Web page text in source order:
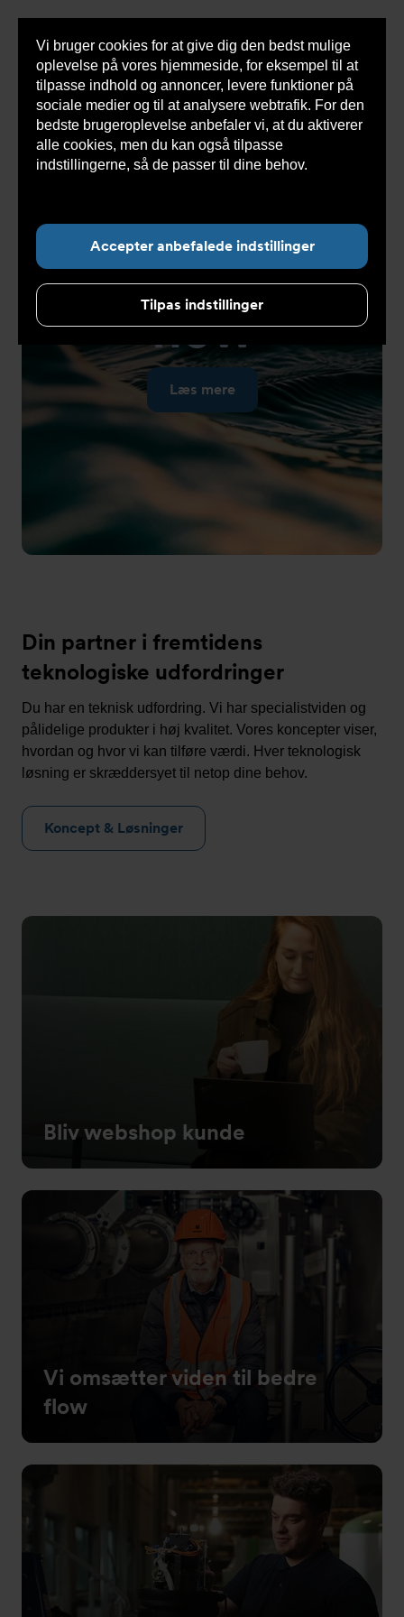
Vi bruger cookies for at give dig den bedst mulige
oplevelse på vores hjemmeside, for eksempel til at
tilpasse indhold og annoncer, levere funktioner på
sociale medier og til at analysere webtrafik. For den
bedste brugeroplevelse anbefaler vi, at du aktiverer
alle cookies, men du kan også tilpasse
indstillingerne, så de passer til dine behov.
Accepter anbefalede indstillinger
Tilpas indstillinger
Get intothe
flow
Læs mere
Din partner i fremtidens
teknologiske udfordringer
Du har en teknisk udfordring. Vi har specialistviden og
pålidelige produkter i høj kvalitet. Vores koncepter viser,
hvordan og hvor vi kan tilføre værdi. Hver teknologisk
løsning er skræddersyet til netop dine behov.
Koncept & Løsninger
Bliv webshop kunde
Vi omsætter viden til bedre
flow